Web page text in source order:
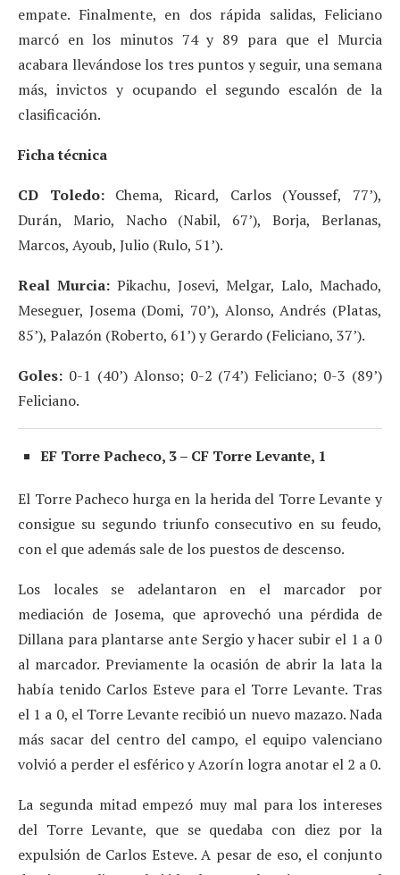
empate. Finalmente, en dos rápida salidas, Feliciano
marcó en los minutos 74 y 89 para que el Murcia
acabara llevándose los tres puntos y seguir, una semana
más, invictos y ocupando el segundo escalón de la
clasificación.
Ficha técnica
CD Toledo:Chema, Ricard, Carlos (Youssef, 77’),
Durán, Mario, Nacho (Nabil, 67’), Borja, Berlanas,
Marcos, Ayoub, Julio (Rulo, 51’).
Real Murcia: Pikachu, Josevi, Melgar, Lalo, Machado,
Meseguer, Josema (Domi, 70’), Alonso, Andrés (Platas,
85’), Palazón (Roberto, 61’) y Gerardo (Feliciano, 37’).
Goles: 0-1 (40’) Alonso; 0-2 (74’) Feliciano; 0-3 (89’)
Feliciano.
EF Torre Pacheco, 3 – CF Torre Levante, 1
El Torre Pacheco hurga en la herida del Torre Levante y
consigue su segundo triunfo consecutivo en su feudo,
con el que además sale de los puestos de descenso.
Los locales se adelantaron en el marcador por
mediación de Josema, que aprovechó una pérdida de
Dillana para plantarse ante Sergio y hacer subir el 1 a 0
al marcador. Previamente la ocasión de abrir la lata la
había tenido Carlos Esteve para el Torre Levante. Tras
el 1 a 0, el Torre Levante recibió un nuevo mazazo. Nada
más sacar del centro del campo, el equipo valenciano
volvió a perder el esférico y Azorín logra anotar el 2 a 0.
La segunda mitad empezó muy mal para los intereses
del Torre Levante, que se quedaba con diez por la
expulsión de Carlos Esteve. A pesar de eso, el conjunto